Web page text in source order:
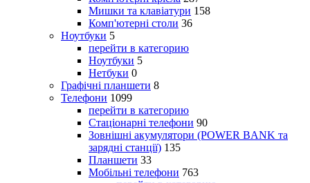
Мишки та клавіатури 158
Комп'ютерні столи 36
Ноутбуки 5
перейти в категорию
Ноутбуки 5
Нетбуки 0
Графічні планшети 8
Телефони 1099
перейти в категорию
Стаціонарні телефони 90
Зовнішні акумулятори (POWER BANK та
зарядні станції) 135
Планшети 33
Мобільні телефони 763